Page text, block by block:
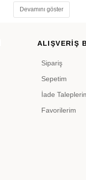
Devamını göster
ALIŞVERİŞ
Sipariş
Sepetim
İade
Favorilerim